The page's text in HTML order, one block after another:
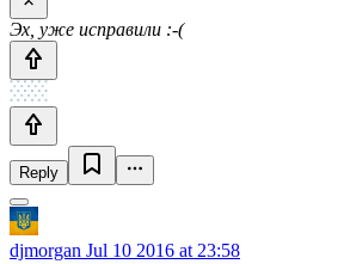
Эх, уже исправили :-(
Reply
djmorgan Jul 10 2016 at 23:58